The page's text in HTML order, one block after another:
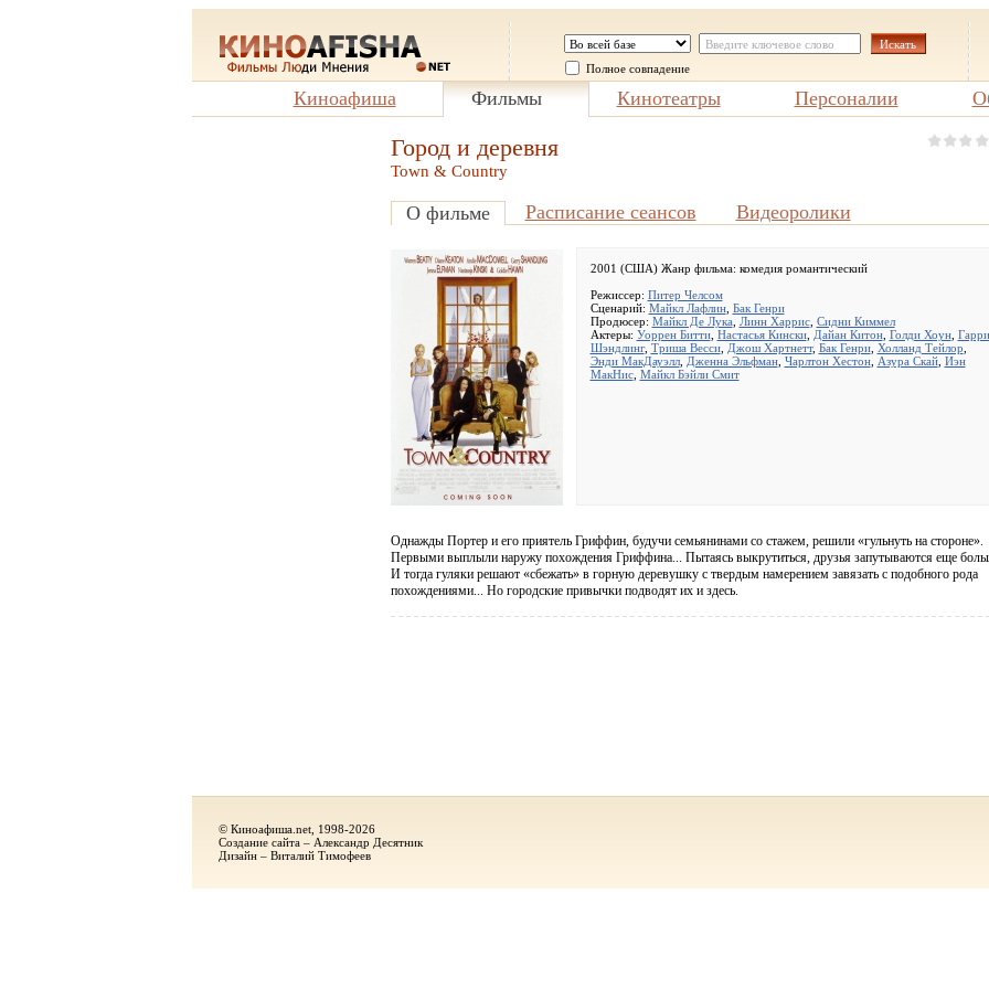
Полное совпадение
Киноафиша Фильмы Кинотеатры Персоналии
Город и деревня
Town & Country
О фильме Расписание сеансов Видеоролики
2001 (США) Жанр фильма: комедия романтический
Режиссер: Питер Челсом
Сценарий: Майкл Лафлин, Бак Генри
Продюсер: Майкл Де Лука Линн Харрис, Сидни Киммел
Актеры: Уоррен Битти, Настасья Кински, Дайан Китон, Голди Хоун, Гарри
Шэндлинг, Триша Весси, Джош Хартнетт, Бак Генри, Холланд Тейлор
Энди МакДауэлл, Дженна Эльфман, Чарлтон Хестон, Азура Скай, Иэн
МакНис, Майкл Бэйли Смит
Однажды Портер и его приятель Гриффин, будучи семьянинами со стажем, решили «гульнуть на стороне».
Первыми выплыли наружу похождения Гриффина... Пытаясь выкрутиться, друзья запутываются еще
И тогда гуляки решают «сбежать» в горную деревушку с твердым намерением завязать с подобного рода
похождениями... Но городские привычки подводят их и здесь.
© Киноафиша.net, 1998-2026
Создание сайта – Александр Десятник
Дизайн – Виталий Тимофеев